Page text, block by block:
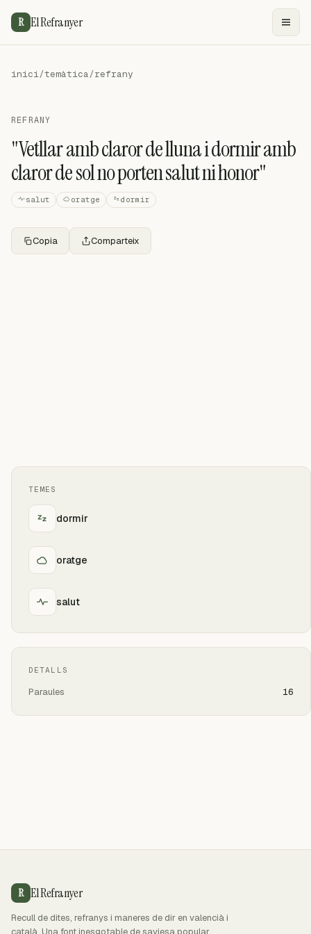
R El Refranyer
inici/temàtica/refrany
REFRANY
"Vetllar amb claror de lluna i dormir amb
claror de sol no porten salut ni honor"
salut oratge dormir
Copia Comparteix
TEMES
dormir
oratge
salut
DETALLS
Paraules 16
R El Refranyer
Recull de dites, refranys i maneres de dir en valencià i
català. Una font inesgotable de saviesa popular.